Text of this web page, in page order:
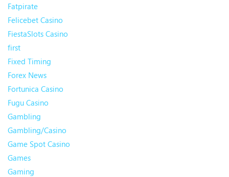
Fatpirate
Felicebet Casino
FiestaSlots Casino
first
Fixed Timing
Forex News
Fortunica Casino
Fugu Casino
Gambling
Gambling/Casino
Game Spot Casino
Games
Gaming